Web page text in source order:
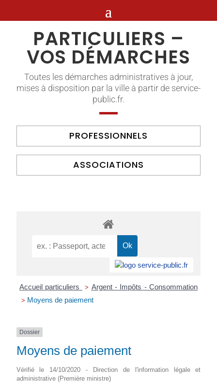
PARTICULIERS –
VOS DÉMARCHES
Toutes les démarches administratives à jour,
mises à disposition par la ville à partir de service-
public.fr.
PROFESSIONNELS
ASSOCIATIONS
Accueil particuliers > Argent - Impôts - Consommation
> Moyens de paiement
Dossier
Moyens de paiement
Vérifié le 14/10/2020 - Direction de l'information légale et
administrative (Première ministre)